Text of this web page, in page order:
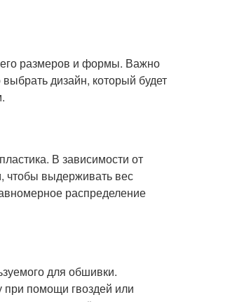
его размеров и формы. Важно
дизайн, который будет
В зависимости от
чтобы выдерживать вес
распределение
для обшивки.
при помощи гвоздей или